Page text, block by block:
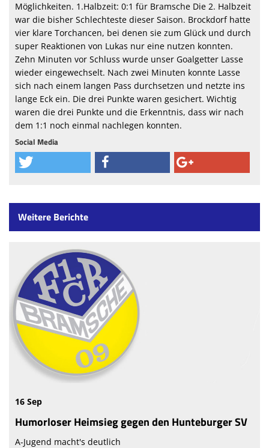
Möglichkeiten. 1.Halbzeit: 0:1 für Bramsche Die 2. Halbzeit
war die bisher Schlechteste dieser Saison. Brockdorf hatte
vier klare Torchancen, bei denen sie zum Glück und durch
super Reaktionen von Lukas nur eine nutzen konnten.
Zehn Minuten vor Schluss wurde unser Goalgetter Lasse
wieder eingewechselt. Nach zwei Minuten konnte Lasse
sich nach einem langen Pass durchsetzen und netzte ins
lange Eck ein. Die drei Punkte waren gesichert. Wichtig
waren die drei Punkte und die Erkenntnis, dass wir nach
dem 1:1 noch einmal nachlegen konnten.
Social Media
Weitere Berichte
16 Sep
Humorloser Heimsieg gegen den Hunteburger SV
A-Jugend macht's deutlich